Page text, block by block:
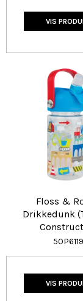
VIS
Floss &
Drikkedunk
50P6119
VIS